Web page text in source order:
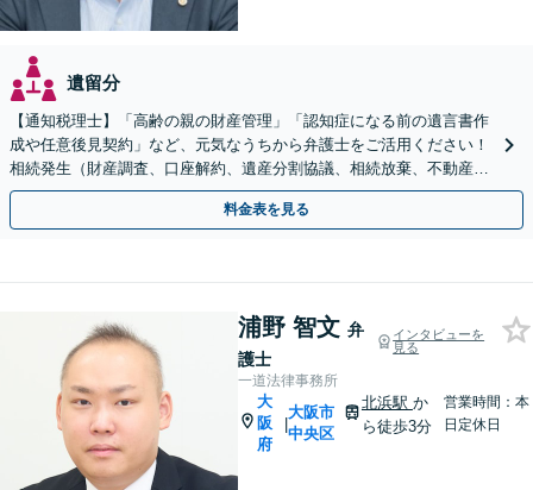
遺留分
【通知税理士】「高齢の親の財産管理」「認知症になる前の遺言書作
成や任意後見契約」など、元気なうちから弁護士をご活用ください！
相続発生（財産調査、口座解約、遺産分割協議、相続放棄、不動産売
却、遺留分）〜登記・相続税申告まで対応【WEB面談可】
料金表を見る
浦野 智文 弁
護士
インタビューを
見る
一道法律事務所
大
阪
府
|
大阪市
中央区
北浜駅 か
ら徒歩3分
営業時間：本
日定休日